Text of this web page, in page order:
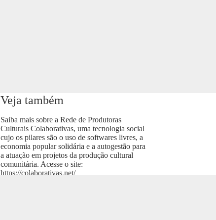
Veja também
Saiba mais sobre a Rede de Produtoras
Culturais Colaborativas, uma tecnologia social
cujo os pilares são o uso de softwares livres, a
economia popular solidária e a autogestão para
a atuação em projetos da produção cultural
comunitária. Acesse o site:
https://colaborativas.net/